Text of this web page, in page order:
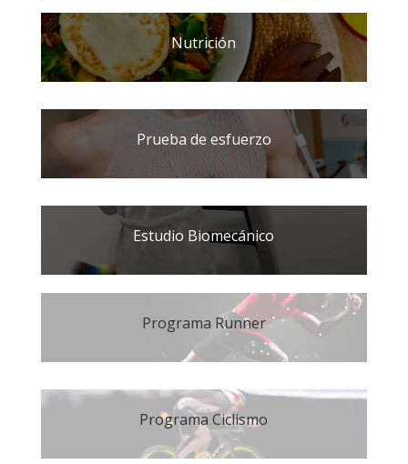
Nutrición
Prueba de esfuerzo
Estudio Biomecánico
Programa Runner
Programa Ciclismo